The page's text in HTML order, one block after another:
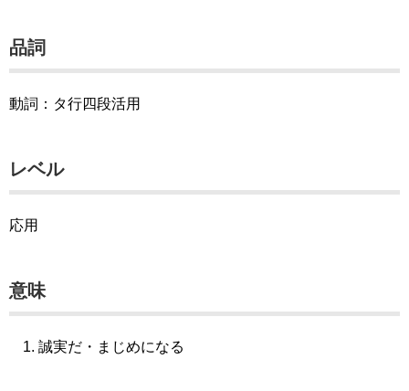
品詞
動詞：タ行四段活用
レベル
応用
意味
誠実だ・まじめになる